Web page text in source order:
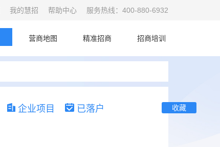
我的慧招 帮助中心 服务热线：400-880-6932
营商地图 精准招商 招商培训
企业项目 已落户 收藏